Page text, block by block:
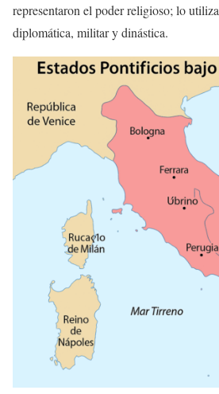
representaron el poder religioso; lo
diplomática, militar y dinástica.